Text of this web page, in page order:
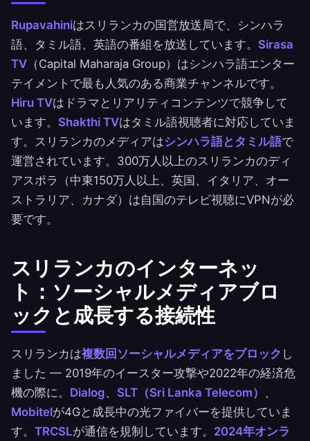
Rupavahiniはスリランカの国営放送局で、シンハラ
語、タミル語、英語の番組を放送しています。 Sirasa
TV （Capital Maharaja Group）はシンハラ語エンター
テイメントで最も人気のある商業チャンネルです。
Hiru TVはドラマとリアリティコンテンツで競争して
います。 Shakthi TVはタミル語視聴者に対応していま
す。スリランカのメディアはシンハラ語とタミル語で
運営されています。300万人以上のスリランカのディ
アスポラ（中東150万人以上、英国、イタリア、オー
ストラリア、カナダ）は自国のテレビ視聴にVPNが必
要です。
スリランカのインターネッ
ト：ソーシャルメディアブロ
ックと成長する接続性
スリランカは複数回ソーシャルメディアをブロック し
ました — 2019年のイースター攻撃や2022年の経済危
機の際に。 Dialog、 SLT（Sri Lanka Telecom） 、
Mobitelが4Gと成長中の光ファイバーを提供していま
す。 TRCSLが通信を規制しています。 2024年オンラ